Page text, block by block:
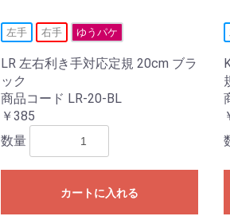
左手 右手 ゆうパケ
LR 左右利き手対応定規 20cm ブラ
ック
商品コード LR-20-BL
￥385
数量
カートに入れる